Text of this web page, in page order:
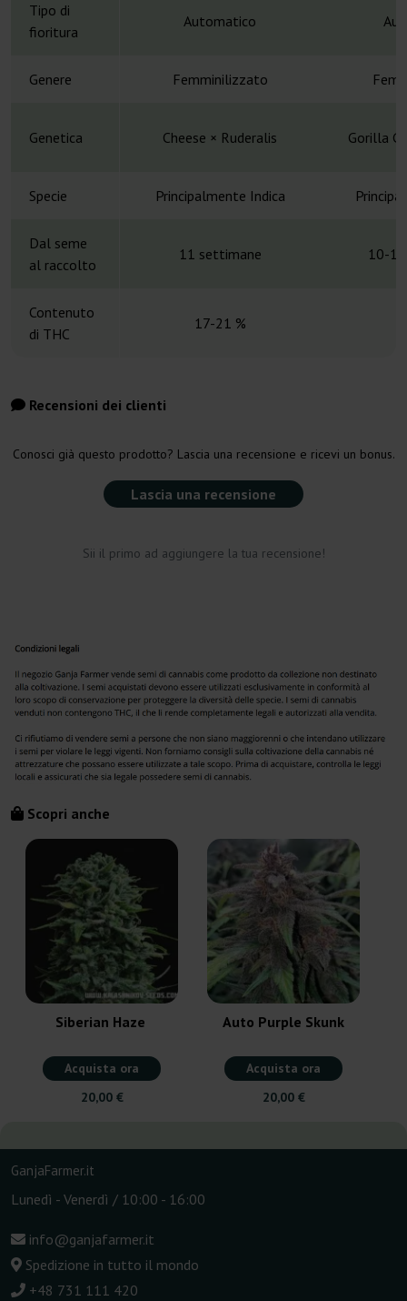
Tipo di
fioritura
Automatico
Genere Femminilizzato
Genetica Cheese × Ruderalis Gorilla
Specie Principalmente Indica
Dal seme
al raccolto
11 settimane 10-
Contenuto
di THC
17-21 %
Recensioni dei clienti
Conosci già questo prodotto? Lascia una recensione e ricevi un bonus.
Lascia una recensione
Sii il primo ad aggiungere la tua recensione!
Scopri anche
Siberian Haze
Acquista ora
20,00 €
Auto Purple Skunk
Acquista ora
20,00 €
GanjaFarmer.it
Lunedì - Venerdì / 10:00 - 16:00
info@ganjafarmer.it
Spedizione in tutto il mondo
+48 731 111 420